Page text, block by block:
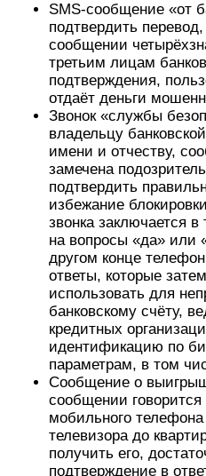
SMS-сообщение «от
подтвердить
сообщении
третьим лицам
подтверждения,
отдаёт деньги
Звонок «службы
владельцу
имени и отчеству,
замечена
подтвердить
избежание
звонка заключается в
на вопросы «да» или
другом конце
ответы, которые
использовать для
банковскому счёту,
кредитных
идентификацию по
параметрам, в том
Сообщение о
сообщении
мобильного
телевизора до
получить его,
подтверждение в